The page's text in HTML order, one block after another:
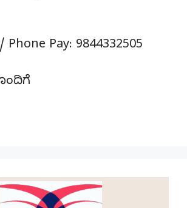
Phone Pay: 9844332505